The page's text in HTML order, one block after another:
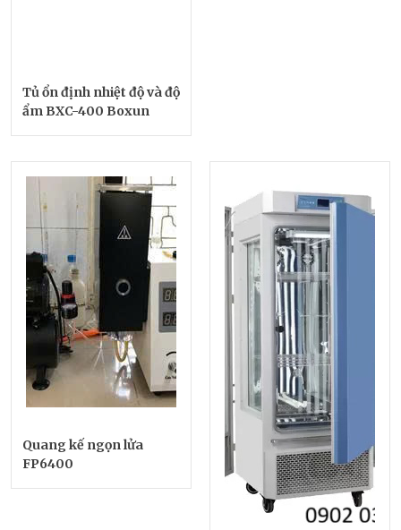
Tủ ổn định nhiệt độ và độ
ẩm BXC-400 Boxun
Quang kế ngọn lửa
FP6400